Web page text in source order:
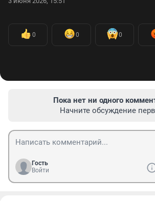
0 0 0
Пока нет ни одного
Начните обсуждение
Гость
Войти